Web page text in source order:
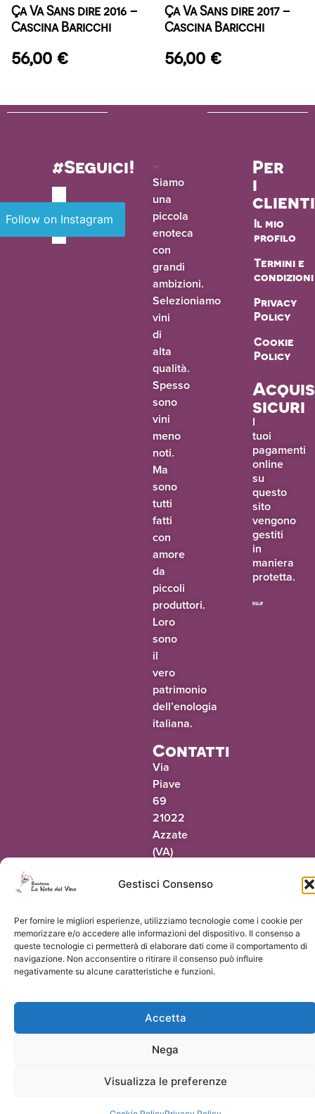
Gestisci Consenso
Per fornire le migliori esperienze, utilizziamo tecnologie come i cookie per
memorizzare e/o accedere alle informazioni del dispositivo. Il consenso a
queste tecnologie ci permetterà di elaborare dati come il comportamento di
navigazione. Non acconsentire o ritirare il consenso può influire
negativamente su alcune caratteristiche e funzioni.
Accetta
Nega
Visualizza le preferenze
Ça Va Sans dire 2016 –
Cascina Baricchi
56,00 €
Ça Va Sans dire 2017 –
Cascina Baricchi
56,00 €
Siamo
una
piccola
enoteca
con
grandi
ambizioni.
Selezioniamo
vini
di
alta
qualità.
Spesso
sono
vini
meno
noti.
Ma
sono
tutti
fatti
con
amore
da
piccoli
produttori.
Loro
sono
il
vero
patrimonio
dell’enologia
italiana.
Contatti
Via
Piave
69
21022
Azzate
(VA)
0332
ti.onivledetonel
@oaic
Per
i
clienti
Il mio
profilo
Termini e
condizioni
Privacy
Policy
Cookie
Policy
sicuri
I
tuoi
pagamenti
online
su
questo
sito
vengono
gestiti
in
maniera
protetta.
#Seguici!
Follow on Instagram
© 2026 Le Note del Vino di Paolo Terrapieno | P.Iva 03551160124 |
un sito come questo?